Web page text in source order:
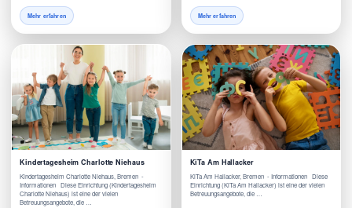
Mehr erfahren Mehr erfahren
Kindertagesheim Charlotte Niehaus
Kindertagesheim Charlotte Niehaus, Bremen -
Informationen Diese Einrichtung (Kindertagesheim
Charlotte Niehaus) ist eine der vielen
Betreuungsangebote, die …
KiTa Am Hallacker
KiTa Am Hallacker, Bremen - Informationen Diese
Einrichtung (KiTa Am Hallacker) ist eine der vielen
Betreuungsangebote, die …